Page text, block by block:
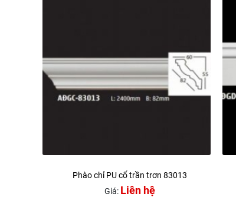
Phào chỉ PU cổ trần trơn 83013
Giá: Liên hệ